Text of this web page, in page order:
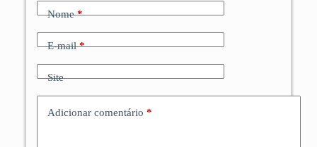
Nome*
E-mail*
Site
Adicionar comentário *